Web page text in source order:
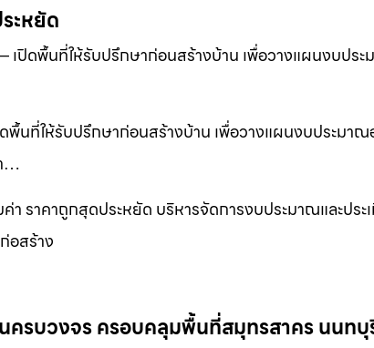
ะหยัด
เปิดพื้นที่ให้รับปรึกษาก่อนสร้างบ้าน เพื่อวางแผนงบปร
พื้นที่ให้รับปรึกษาก่อนสร้างบ้าน เพื่อวางแผนงบประมา
…
า ราคาถูกสุดประหยัด บริหารจัดการงบประมาณและประ
อสร้าง
ครบวงจร ครอบคลุมพื้นที่สมุทรสาคร นนทบุ